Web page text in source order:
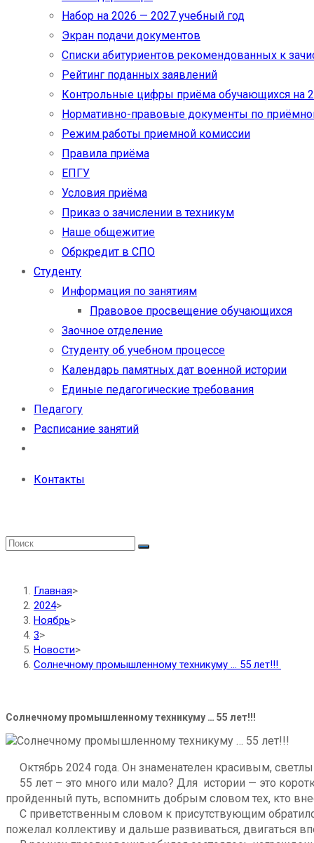
Набор на 2026 — 2027 учебный год
Экран подачи документов
Cписки абитуриентов рекомендованных к
Рейтинг поданных заявлений
Контрольные цифры приёма обучающихся на
Нормативно-правовые документы по
Режим работы приемной комиссии
Правила приёма
ЕПГУ
Условия приёма
Приказ о зачислении в техникум
Наше общежитие
Обркредит в СПО
Студенту
Информация по занятиям
Правовое просвещение обучающихся
Заочное отделение
Студенту об учебном процессе
Календарь памятных дат военной истории
Единые педагогические требования
Педагогу
Расписание занятий
Контакты
Главная>
2024>
Ноябрь>
3>
Новости>
Солнечному промышленному техникуму … 55 лет!!!
Солнечному промышленному техникуму … 55 лет!!!
Октябрь 2024 года. Он знаменателен красивым,
55 лет – это много или мало? Для истории — это
пройденный путь, вспомнить добрым словом тех, кто
С приветственным словом к присутствующим
пожелал коллективу и дальше развиваться, двигаться